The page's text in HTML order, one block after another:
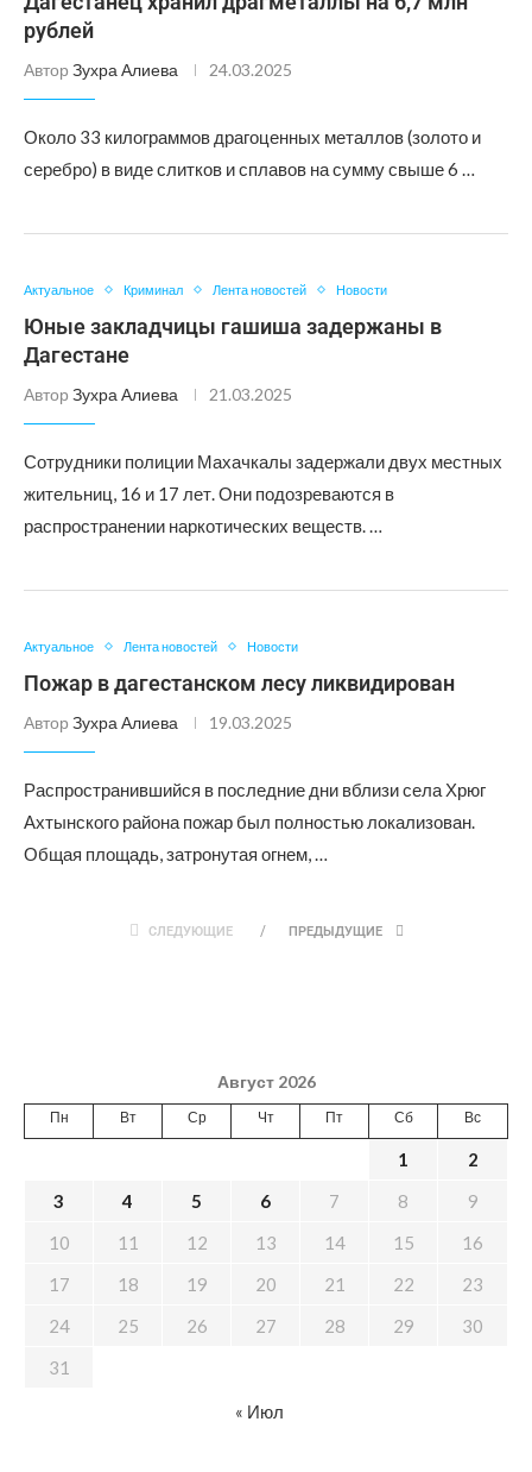
рублей
Автор Зухра Алиева 24.03.2025
Около 33 килограммов драгоценных металлов (золото и
серебро) в виде слитков и сплавов на сумму свыше 6 …
Актуальное Криминал Лента новостей Новости
Юные закладчицы гашиша задержаны в
Дагестане
Автор Зухра Алиева 21.03.2025
Сотрудники полиции Махачкалы задержали двух местных
жительниц, 16 и 17 лет. Они подозреваются в
распространении наркотических веществ. …
Актуальное Лента новостей Новости
Пожар в дагестанском лесу ликвидирован
Автор Зухра Алиева 19.03.2025
Распространившийся в последние дни вблизи села Хрюг
Ахтынского района пожар был полностью локализован.
Общая площадь, затронутая огнем, …
СЛЕДУЮЩИЕ ПРЕДЫДУЩИЕ
Август 2026
Пн Вт Ср Чт Пт Сб Вс
1
2
3
4 5 6 7 8
9
10
11 12 13 14 15
16
17
18 19 20 21 22
23
24
25 26 27 28 29
30
31
« Июл